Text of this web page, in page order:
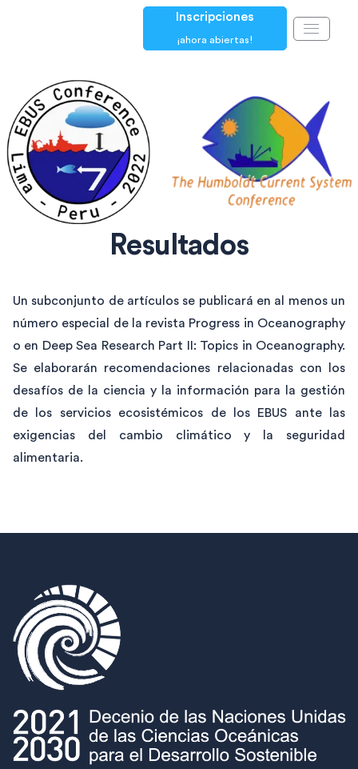
Inscripciones
¡ahora abiertas!
Resultados
Un subconjunto de artículos se publicará en al menos un
número especial de la revista Progress in Oceanography
o en Deep Sea Research Part II: Topics in Oceanography.
Se elaborarán recomendaciones relacionadas con los
desafíos de la ciencia y la información para la gestión
de los servicios ecosistémicos de los EBUS ante las
exigencias del cambio climático y la seguridad
alimentaria.